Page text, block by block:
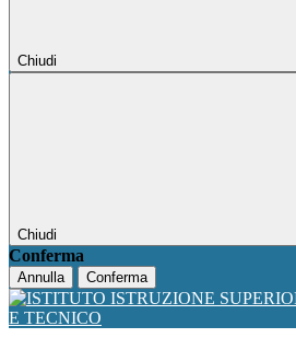
Chiudi
Chiudi
Conferma
Annulla Conferma